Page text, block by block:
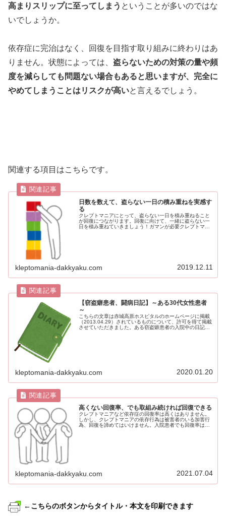
高まりスリップに至ってしまう ということが多いのではな
いでしょうか。
依存症に完治はなく、回復を目指す取り組みに終わりはあ
りません。状態によっては、 盗らないための対策の量や頻
度を減らしても問題ない場合もあると思いますが、完全に
やめてしまうことはリスクが高いと言えるでしょう。
関連する項目はこちらです。
日数を数えて、盗らない一日の積み重ねを実感す
る
クレプトマニアにとって、盗らない一日を積み重ねること
が回復につながります。回復に向けて、一緒に盗らない一
日を積み重ねていきましょう！ガマンが必要クレプトマニ
kleptomania-dakkyaku.com 2019.12.11
【窃盗癖患者、闘病日記】～ある30代女性患者
～
こちらの文章は赤城高原ホスピタルのホームページに掲載
（2013.04.29）されているものについて、許可を得て掲載
させていただきました。ある窃盗癖患者の入院中の日記闘
kleptomania-dakkyaku.com 2020.01.20
高くない回復率、でも取組み続ければ回復できる
クレプトマニアなど依存症の回復率は高くはありません。
しかし、クレプトマニアの依存行為は被害者のいる加害行
為、回復を諦めてはいけません。入院患者でも回復率は約
kleptomania-dakkyaku.com 2021.07.04
←こちらのボタンからタイトル・本文を印刷できます